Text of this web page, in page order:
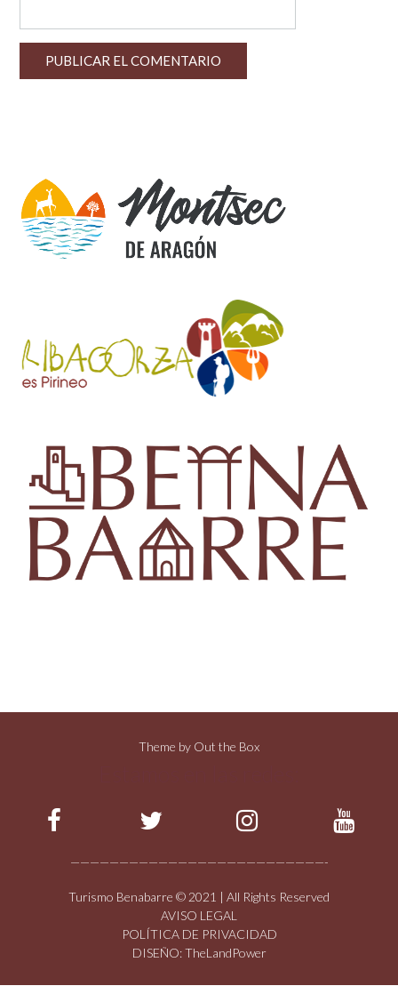
Theme by Out the Box
——————————————————————————-
Turismo Benabarre © 2021 | All Rights Reserved
AVISO LEGAL
POLÍTICA DE PRIVACIDAD
DISEÑO: TheLandPower